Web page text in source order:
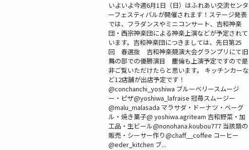
いよいよ今週6月1日（日）はふれあい交流センタ
ーフェスティバルが開催されます！ステージ発表
では、フラダンスやミニコンサート、吉和神楽
団・西宗神楽団による神楽上演などが予定されて
います。吉和神楽団につきましては、先日第25
回 春選抜 吉和神楽競演大会グランプリにて旧
舞の部での優勝演目 塵倫も上演予定ですので是
非ご覧いただけたらと思います。 キッチンカーな
ど12店舗が出店予定です！
@conchanchi_yoshiwa ブルーベリースムージ
ー・ピザ@yoshiwa_lafraise 冠苺スムージー
@malu_malasada マラサダ・ドーナツ・ベーグ
ル・焼き菓子@ yoshiwa.agriteam 吉和野菜・加
工品・生ビール@nonohana.koubou777 当該類の
販売・シーサー作り@chaff__coffee コーヒー
@eder_kitchen ブ...